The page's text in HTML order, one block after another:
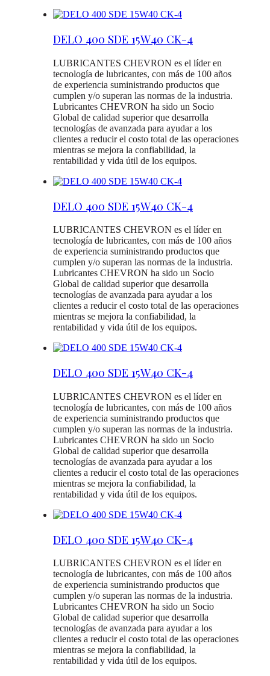
DELO 400 SDE 15W40 CK-4
LUBRICANTES CHEVRON es el líder en
tecnología de lubricantes, con más de 100 años
de experiencia suministrando productos que
cumplen y/o superan las normas de la industria.
Lubricantes CHEVRON ha sido un Socio
Global de calidad superior que desarrolla
tecnologías de avanzada para ayudar a los
clientes a reducir el costo total de las operaciones
mientras se mejora la confiabilidad, la
rentabilidad y vida útil de los equipos.
DELO 400 SDE 15W40 CK-4
LUBRICANTES CHEVRON es el líder en
tecnología de lubricantes, con más de 100 años
de experiencia suministrando productos que
cumplen y/o superan las normas de la industria.
Lubricantes CHEVRON ha sido un Socio
Global de calidad superior que desarrolla
tecnologías de avanzada para ayudar a los
clientes a reducir el costo total de las operaciones
mientras se mejora la confiabilidad, la
rentabilidad y vida útil de los equipos.
DELO 400 SDE 15W40 CK-4
LUBRICANTES CHEVRON es el líder en
tecnología de lubricantes, con más de 100 años
de experiencia suministrando productos que
cumplen y/o superan las normas de la industria.
Lubricantes CHEVRON ha sido un Socio
Global de calidad superior que desarrolla
tecnologías de avanzada para ayudar a los
clientes a reducir el costo total de las operaciones
mientras se mejora la confiabilidad, la
rentabilidad y vida útil de los equipos.
DELO 400 SDE 15W40 CK-4
LUBRICANTES CHEVRON es el líder en
tecnología de lubricantes, con más de 100 años
de experiencia suministrando productos que
cumplen y/o superan las normas de la industria.
Lubricantes CHEVRON ha sido un Socio
Global de calidad superior que desarrolla
tecnologías de avanzada para ayudar a los
clientes a reducir el costo total de las operaciones
mientras se mejora la confiabilidad, la
rentabilidad y vida útil de los equipos.